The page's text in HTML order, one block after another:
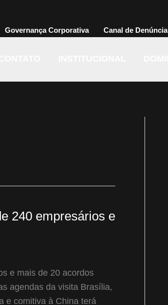
Governança Corporativa Canal de Denúncia
240 empresários e
e mais de 20 acordos
agendas da visita Brasília,
e comitiva à China terá